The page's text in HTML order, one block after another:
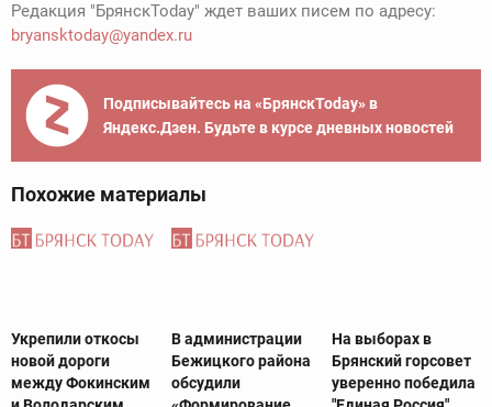
Редакция "БрянскToday" ждет ваших писем по адресу:
bryansktoday@yandex.ru
Подписывайтесь на «БрянскToday» в
Яндекс.Дзен. Будьте в курсе дневных новостей
Похожие материалы
Укрепили откосы
новой дороги
между Фокинским
В администрации
Бежицкого района
обсудили
На выборах в
Брянский горсовет
уверенно победила